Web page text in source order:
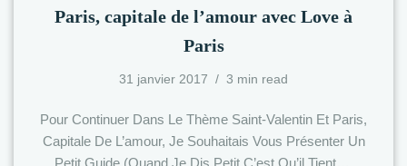
Paris, capitale de l’amour avec Love à
Paris
31 janvier 2017 3 min read
Pour Continuer Dans Le Thème Saint-Valentin Et Paris,
Capitale De L’amour, Je Souhaitais Vous Présenter Un
Petit Guide (quand Je Dis Petit C’est Qu’il Tient…